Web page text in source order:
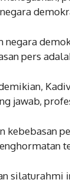
negara
pers
jawab,
kebebasan
silaturahmi